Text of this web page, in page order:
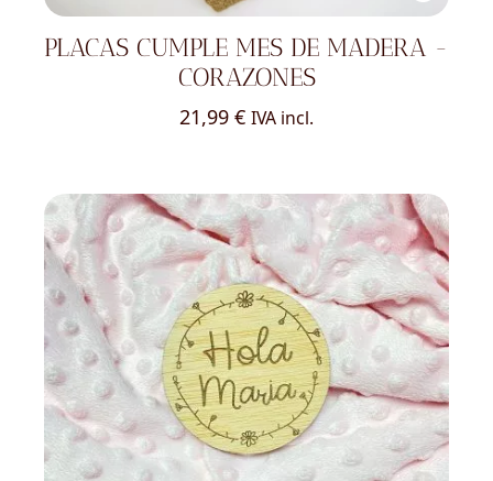
PLACAS CUMPLE MES DE MADERA -
CORAZONES
21,99 € IVA incl.